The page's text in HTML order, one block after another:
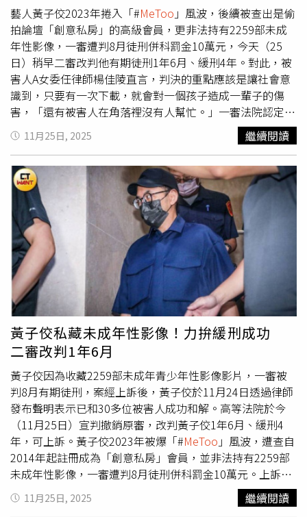
藝人黃子佼2023年捲入「#MeToo 」風波，後續被查出是偷
拍論壇「創意私房」的高級會員，更非法持有2259部未成
年性影像，一審遭判8月徒刑併科罰金10萬元，今天（25
日）稍早二審改判他有期徒刑1年6月、緩刑4年。對此，被
害人A女委任律師楊佳陵直言，判決的重點應該是讓社會意
識到，只要有一次下載，就會對一個孩子造成一輩子的傷
害，「還有被害人在角落裡沒有人幫忙。」一審法院認定，
黃子佼自2014年起註冊為「創意私房」會員，陸續購買並
持有兒少性影像，經查受害未成年人數達35人，因此依《兒
童及少年性剝削防制條例》持有兒少性影像罪，判處8月徒
刑併科罰金10萬元。北檢另查出黃子佼的硬碟中有12名未
成年少女遭偷拍的影像，總計586個檔案，因此追加起訴，
由高院併案審理，被害者數增至47人二審結果宣布前一天
（11月24日），黃子佼透過律師發出聲明，宣稱已與全數
被害人達成和解。高等法院今日上午改以《個人資料保護
法》判他有期徒刑1年6月，並予以緩刑4年，還須義務勞務
180小時及接受3場法治教育課。對此，本案被害人A女委任
律師楊佳陵表示，法院判決對於他們與被害人來說，刑度的
長短或是否會進監獄，從來不是最終目的，真正的重點是，
這判決能不能讓社會意識到，只要有一次下載，就會對一個
孩子、一個兒少造成無法抹滅、一輩子的傷害，「我們希望
這個案件的結束，是被害人療癒的開始，也是台灣社會對兒
少保護的重新開始。」楊佳陵說到，尊重法院在現行法律框
架下的裁量，這個結果某程度也凸顯了，現在的法律對於要
嚇阻數位性犯罪，可能還有許多不足之處，「我們知道還有
被害人，還在角落裡沒有人幫忙，我們更希望看到的是未來
立法的修正，還有全體社會對於這個議題，我們要持續的監
督，因為這個比任何單一的案件、單一的個人受到什麼樣的
判決，是更重要的事情。我們感恩司法的努力，真正的正義
不只在法庭裡面，更在於我們要怎麼樣為每一個孩子建立一
個更安全的社會。」以下為A女透過律師楊佳陵公開的聲明
11月25日, 2025 繼續閱讀
黃子佼私藏未成年性影像！力拚緩刑成功
二審改判1年6月
黃子佼因為收藏2259部未成年青少年性影像影片，一審被
判8月有期徒刑，案經上訴後，黃子佼於11月24日透過律師
發布聲明表示已和30多位被害人成功和解。高等法院於今
（11月25日）宣判撤銷原審，改判黃子佼1年6月、緩刑4
年，可上訴。黃子佼2023年被爆「#MeToo 」風波，遭查自
2014年起註冊成為「創意私房」會員，並非法持有2259部
未成年性影像，一審遭判8月徒刑併科罰金10萬元。上訴
後，黃子佼力拼輕判以及緩刑，多次在媒體鏡頭前道歉外，
更積極向被害人談和解。11月24日，黃子佼透過律師發布
11月25日, 2025 繼續閱讀